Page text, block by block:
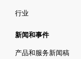
行业
新闻和事件
产品和服务新闻稿